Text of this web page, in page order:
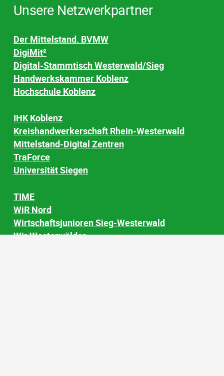
Unsere Netzwerkpartner
Der Mittelstand. BVMW
DigiMit²
Digital-Stammtisch Westerwald/Sieg
Handwerkskammer Koblenz
Hochschule Koblenz
IHK Koblenz
Kreishandwerkerschaft Rhein-Westerwald
Mittelstand-Digital Zentren
TraForce
Universität Siegen
TIME
WiR Nord
Wirtschaftsjunioren Sieg-Westerwald
Wir Westerwälder